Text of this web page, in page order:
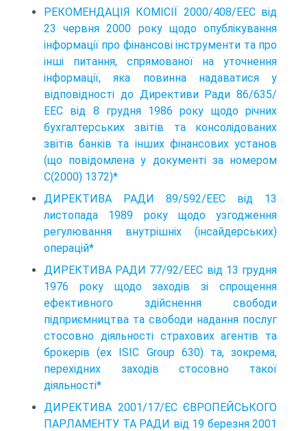
РЕКОМЕНДАЦІЯ КОМІСІЇ 2000/408/ЕЕС від
23 червня 2000 року щодо опублікування
інформації про фінансові інструменти та про
інші питання, спрямованої на уточнення
інформації, яка повинна надаватися у
відповідності до Директиви Ради 86/635/
ЕЕС від 8 грудня 1986 року щодо річних
бухгалтерських звітів та консолідованих
звітів банків та інших фінансових установ
(що повідомлена у документі за номером
С(2000) 1372)*
ДИРЕКТИВА РАДИ 89/592/ЕЕС від 13
листопада 1989 року щодо узгодження
регулювання внутрішніх (інсайдерських)
операцій*
ДИРЕКТИВА РАДИ 77/92/ЕЕС від 13 грудня
1976 року щодо заходів зі спрощення
ефективного здійснення свободи
підприємництва та свободи надання послуг
стосовно діяльності страхових агентів та
брокерів (ex ISIC Group 630) та, зокрема,
перехідних заходів стосовно такої
діяльності*
ДИРЕКТИВА 2001/17/ЕС ЄВРОПЕЙСЬКОГО
ПАРЛАМЕНТУ ТА РАДИ від 19 березня 2001